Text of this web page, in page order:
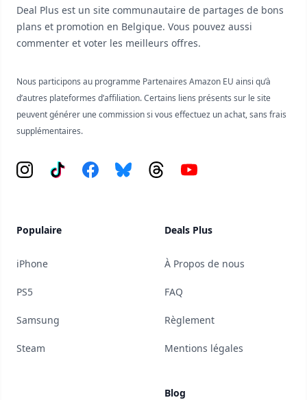
Deal Plus est un site communautaire de partages de bons
plans et promotion en Belgique. Vous pouvez aussi
commenter et voter les meilleurs offres.
Nous participons au programme Partenaires Amazon EU ainsi qu’à
d’autres plateformes d’affiliation. Certains liens présents sur le site
peuvent générer une commission si vous effectuez un achat, sans frais
supplémentaires.
Instagram
Tiktok FacebookBlueskyThreadsYouTube
Populaire
iPhone
PS5
Samsung
Steam
Deals Plus
À Propos de nous
FAQ
Règlement
Mentions légales
Blog